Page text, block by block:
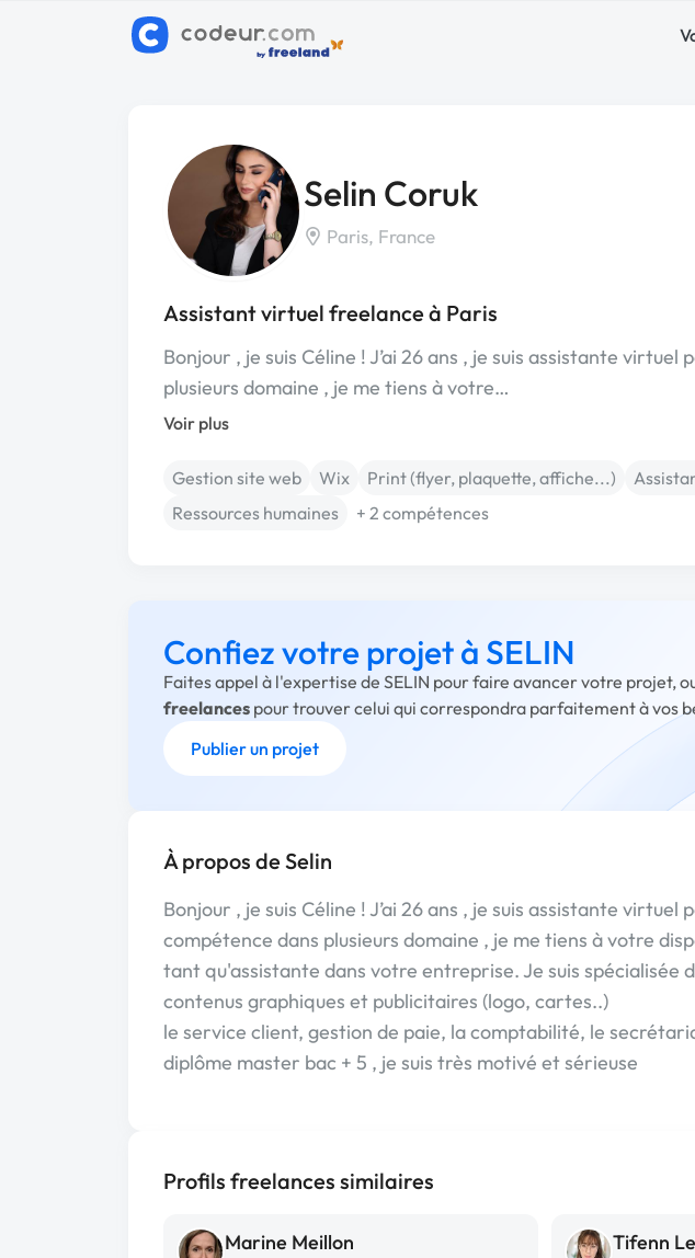
Selin Coruk
Paris, France
Assistant virtuel freelance à Paris
Bonjour , je suis Céline ! J’ai 26 ans , je suis assistante
plusieurs domaine , je me tiens à votre…
Voir plus
Gestion site web Wix Print (flyer, plaquette, affiche...)
Ressources humaines
+ 2 compétences
Confiez votre projet à SELIN
Faites appel à l'expertise de SELIN pour faire avancer votre projet,
freelances pour trouver celui qui correspondra parfaitement à vos
Publier un projet
À propos de Selin
Bonjour , je suis Céline ! J’ai 26 ans , je suis assistante virtuel
compétence dans plusieurs domaine , je me tiens à votre
tant qu'assistante dans votre entreprise. Je suis spécialisée
contenus graphiques et publicitaires (logo, cartes..)
le service client, gestion de paie, la comptabilité, le
diplôme master bac + 5 , je suis très motivé et sérieuse
Profils freelances similaires
Marine Meillon Tifenn